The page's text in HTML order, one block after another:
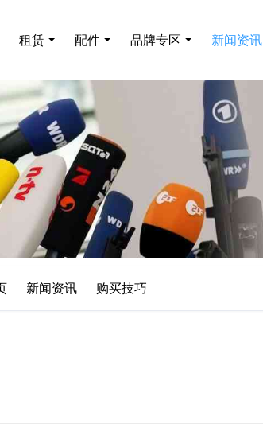
租赁 配件 品牌专区 新闻资讯
新闻资讯 购买技巧